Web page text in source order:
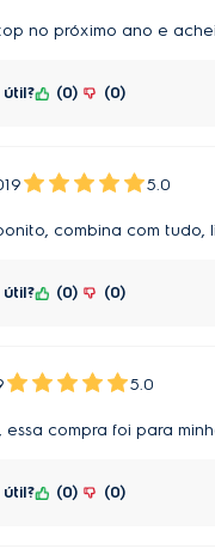
no próximo ano e
0 0
5.0
combina com
0 0
5.0
essa compra foi para
0 0